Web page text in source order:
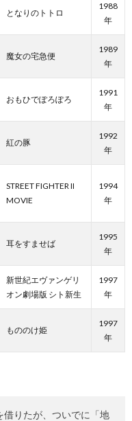
となりのトトロ
1988
年
魔女の宅急便
1989
年
おもひでぽろぽろ
1991
年
紅の豚
1992
年
STREET FIGHTER II
MOVIE
1994
年
耳をすませば
1995
年
新世紀エヴァンゲリ
オン劇場版 シト新生
1997
年
もののけ姫
1997
年
りたが、ついでに「地